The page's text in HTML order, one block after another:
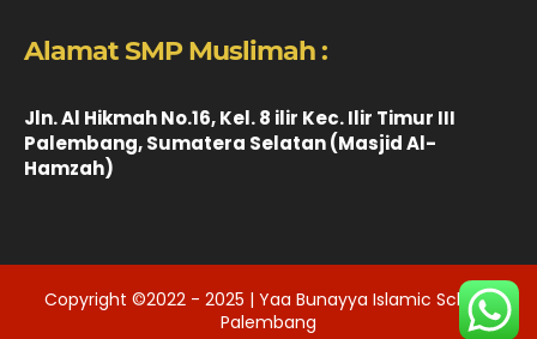
Alamat SMP Muslimah :
Jln. Al Hikmah No.16, Kel. 8 ilir Kec. Ilir Timur III
Palembang, Sumatera Selatan (Masjid Al-
Hamzah)
Copyright ©2022 - 2025 | Yaa Bunayya Islamic School
Palembang